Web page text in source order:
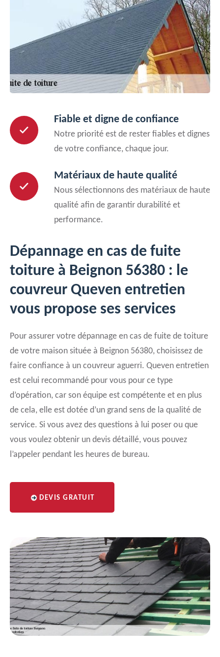
Fiable et digne de confiance
Notre priorité est de rester fiables et dignes
de votre confiance, chaque jour.
Matériaux de haute qualité
Nous sélectionnons des matériaux de haute
qualité afin de garantir durabilité et
performance.
Dépannage en cas de fuite
toiture à Beignon 56380 : le
couvreur Queven entretien
vous propose ses services
Pour assurer votre dépannage en cas de fuite de toiture
de votre maison située à Beignon 56380, choisissez de
faire confiance à un couvreur aguerri. Queven entretien
est celui recommandé pour vous pour ce type
d’opération, car son équipe est compétente et en plus
de cela, elle est dotée d’un grand sens de la qualité de
service. Si vous avez des questions à lui poser ou que
vous voulez obtenir un devis détaillé, vous pouvez
l’appeler pendant les heures de bureau.
DEVIS GRATUIT